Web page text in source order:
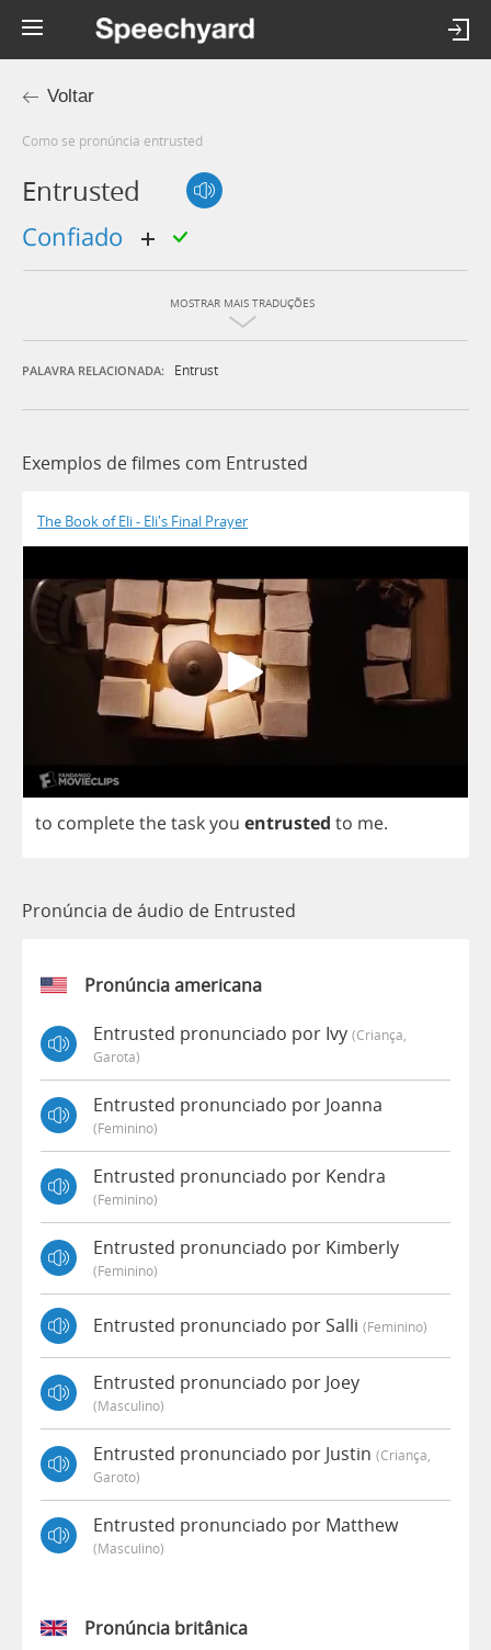
Voltar
Como se pronúncia entrusted
Entrusted
confiado
MOSTRAR MAIS TRADUÇÕES
PALAVRA RELACIONADA: Entrust
Exemplos de filmes com Entrusted
The Book of Eli - Eli's Final Prayer
to completethetaskyou entrusted to me.
Pronúncia de áudio de Entrusted
Pronúncia americana
Entrusted pronunciado por Ivy (criança,
Garota)
Entrusted pronunciado por Joanna
(feminino)
Entrusted pronunciado por Kendra
(feminino)
Entrusted pronunciado por Kimberly
(feminino)
Entrusted pronunciado por Salli (feminino)
Entrusted pronunciado por Joey
(masculino)
Entrusted pronunciado por Justin (criança,
Garoto)
Entrusted pronunciado por Matthew
(masculino)
Pronúncia britânica